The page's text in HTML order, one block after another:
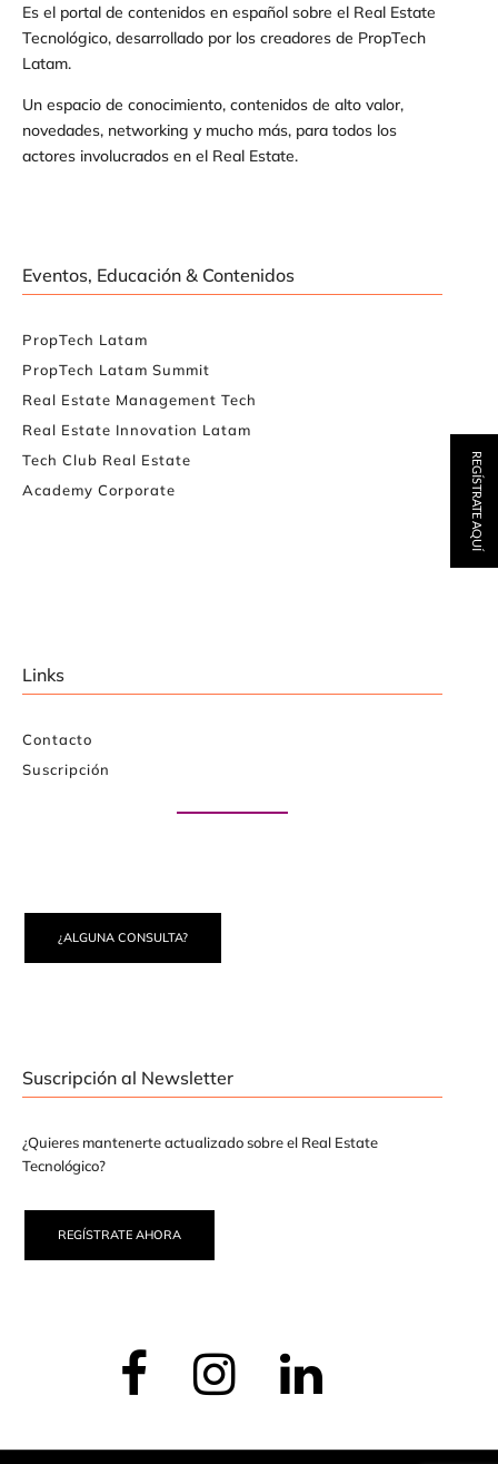
Es el portal de contenidos en español sobre el Real Estate
Tecnológico, desarrollado por los creadores de PropTech
Latam.
Un espacio de conocimiento, contenidos de alto valor,
novedades, networking y mucho más, para todos los
actores involucrados en el Real Estate.
Eventos, Educación & Contenidos
PropTech Latam
PropTech Latam Summit
Real Estate Management Tech
Real Estate Innovation Latam
Tech Club Real Estate
Academy Corporate
Links
Contacto
Suscripción
¿ALGUNA CONSULTA?
Suscripción al Newsletter
¿Quieres mantenerte actualizado sobre el Real Estate
Tecnológico?
REGÍSTRATE AHORA
REGÍSTRATE AQUÍ